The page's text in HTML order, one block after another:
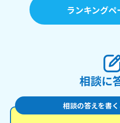
ランキング
相談に
相談の答えを書